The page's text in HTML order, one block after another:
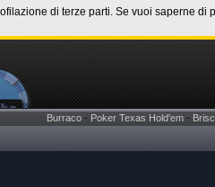
di terze parti. Se vuoi saperne
Burraco - Poker Texas Hold'em -